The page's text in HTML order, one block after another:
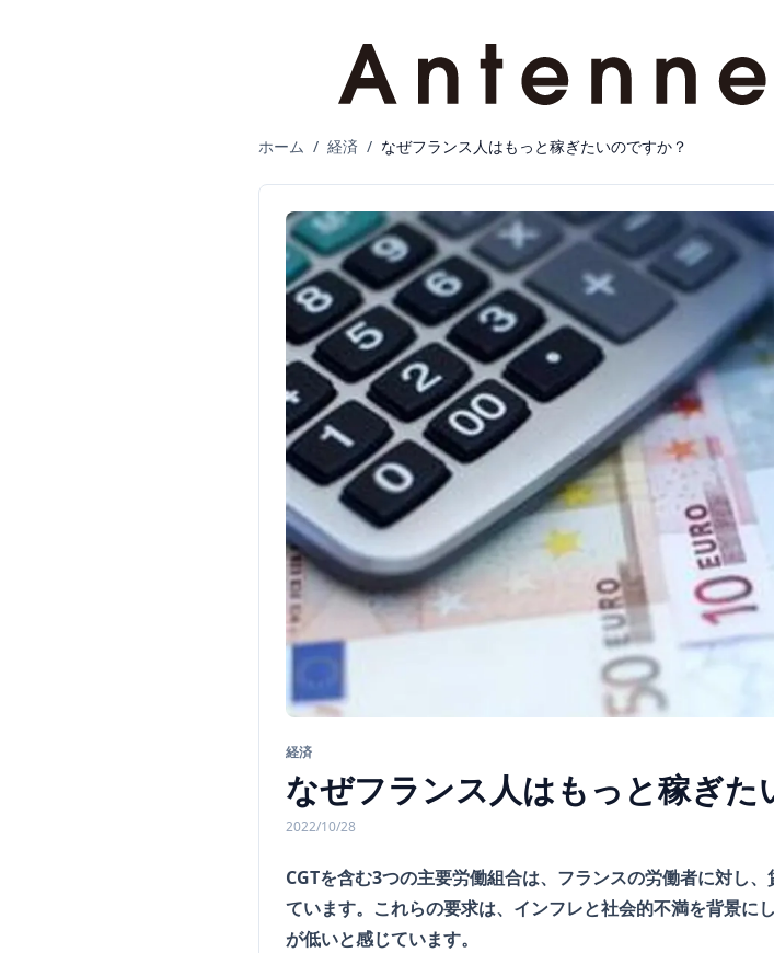
ホーム / 経済 / なぜフランス人はもっと稼ぎたいのですか？
経済
なぜフランス人はもっと稼ぎた
2022/10/28
CGTを含む3つの主要労働組合は、フランスの労働者に対し
ています。これらの要求は、インフレと社会的不満を背景に
が低いと感じています。